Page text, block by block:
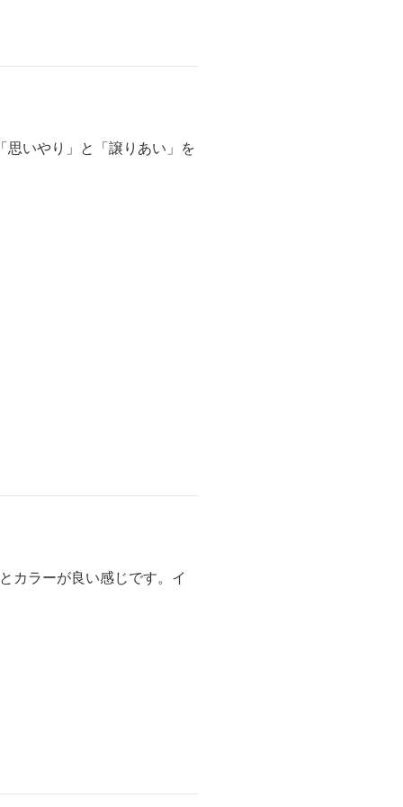
思いやり」と「譲りあい」を
カラーが良い感じです。イ